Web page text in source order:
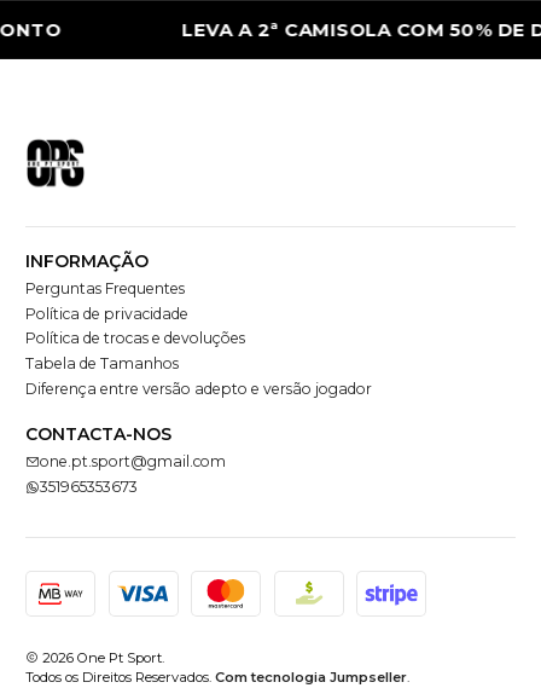
LEVA A 2ª CAMISOLA COM 50% DE
INFORMAÇÃO
Perguntas Frequentes
Política de privacidade
Política de trocas e devoluções
Tabela de Tamanhos
Diferença entre versão adepto e versão jogador
CONTACTA-NOS
one.pt.sport@gmail.com
351965353673
2026 One Pt Sport.
Todos os Direitos Reservados. Com tecnologia Jumpseller.